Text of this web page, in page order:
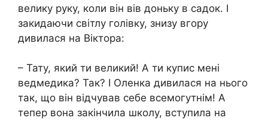
велику руку, коли він вів доньку в садок. І
закидаючи світлу голівку, знизу вгору
дивилася на Віктора:
– Тату, який ти великий! А ти купис мені
ведмедика? Так? І Оленка дивилася на нього
так, що він відчував себе всемогутнім! А
тепер вона закінчила школу, вступила на